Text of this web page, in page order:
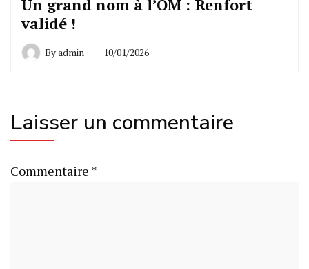
Un grand nom à l’OM : Renfort
validé !
Byadmin 10/01/2026
Laisser un commentaire
Commentaire *